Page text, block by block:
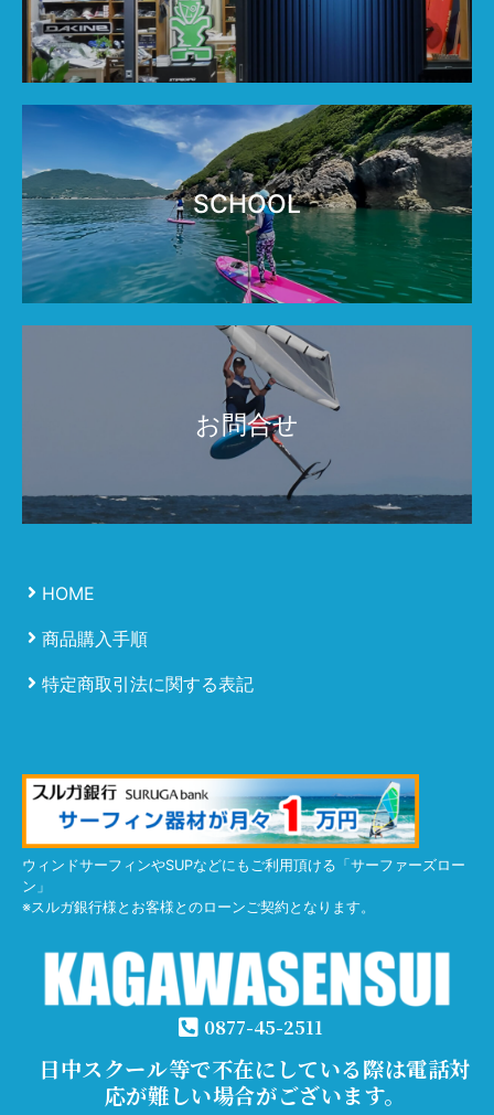
SCHOOL
お問合せ
HOME
商品購入手順
特定商取引法に関する表記
ウィンドサーフィンやSUPなどにもご利用頂ける「サーファーズロー
ン」
※スルガ銀行様とお客様とのローンご契約となります。
0877-45-2511
日中スクール等で不在にしている際は電話対
応が難しい場合がございます。